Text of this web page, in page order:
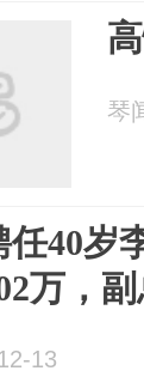
琴
40岁
万，
13